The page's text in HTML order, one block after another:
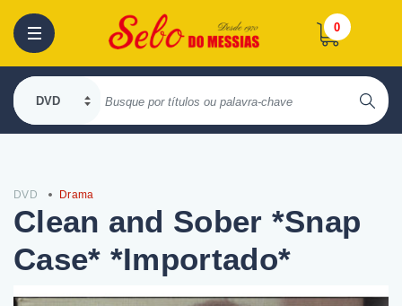
0
DVD Drama
Clean and Sober *Snap
Case* *Importado*